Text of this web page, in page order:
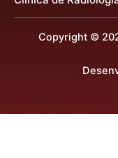
Copyright ©